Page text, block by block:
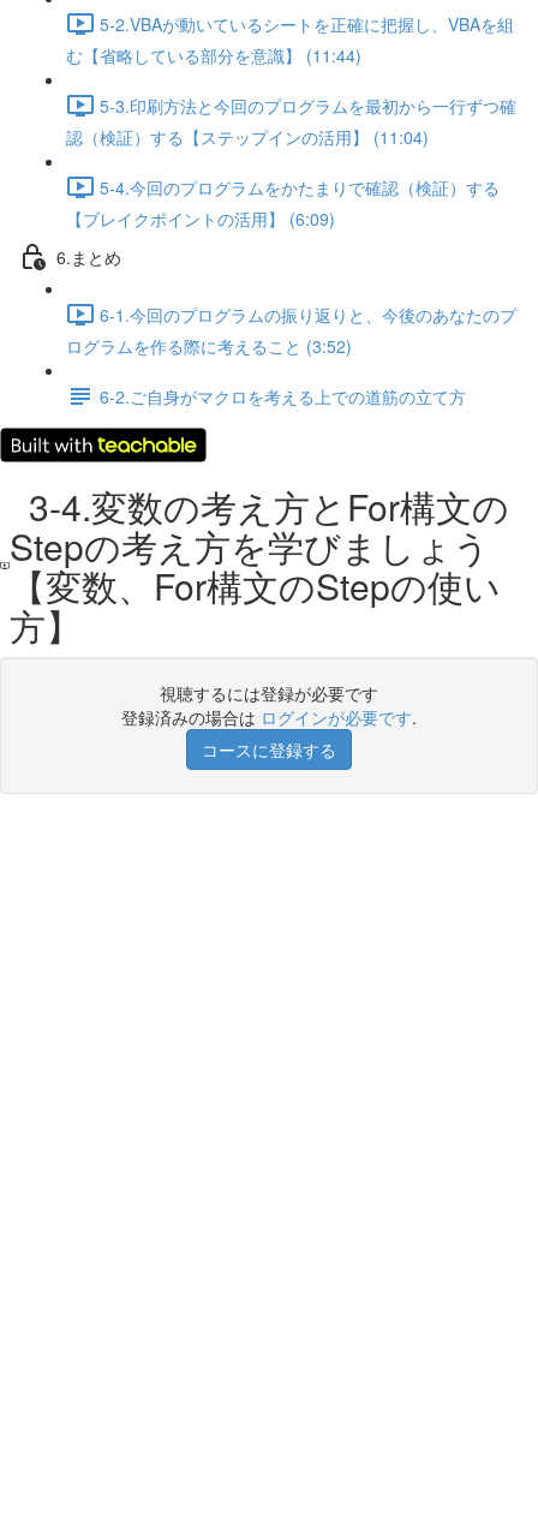
5-2.VBAが動いているシートを正確に把握し、VBAを組
む【省略している部分を意識】 (11:44)
5-3.印刷方法と今回のプログラムを最初から一行ずつ確
認（検証）する【ステップインの活用】 (11:04)
5-4.今回のプログラムをかたまりで確認（検証）する
【ブレイクポイントの活用】 (6:09)
6.まとめ
6-1.今回のプログラムの振り返りと、今後のあなたのプ
ログラムを作る際に考えること (3:52)
6-2.ご自身がマクロを考える上での道筋の立て方
3-4.変数の考え方とFor構文の
Stepの考え方を学びましょう
【変数、For構文のStepの使い
方】
視聴するには登録が必要です
登録済みの場合は ログインが必要です.
コースに登録する